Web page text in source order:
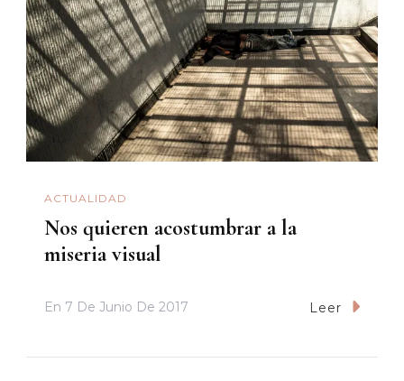
ACTUALIDAD
Nos quieren acostumbrar a la
miseria visual
En 7 De Junio De 2017 Leer